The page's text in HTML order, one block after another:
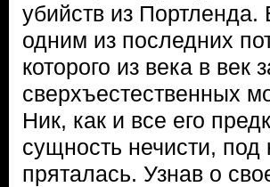
убийств из
одним из последних
которого из века в
сверхъестественных
Ник, как и все его
сущность нечисти,
пряталась. Узнав о